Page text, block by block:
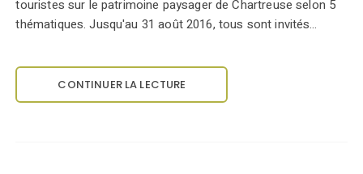
touristes sur le patrimoine paysager de Chartreuse selon 5
thématiques. Jusqu'au 31 août 2016, tous sont invités…
CONTINUER LA LECTURE